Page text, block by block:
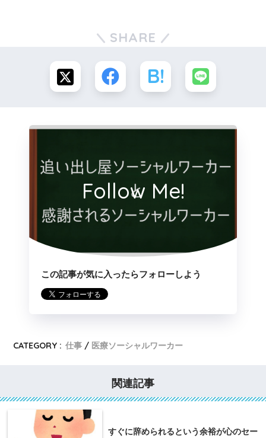
SHARE
Follow Me!
この記事が気に入ったらフォローしよう
CATEGORY : 仕事 医療ソーシャルワーカー
関連記事
すぐに辞められるという余裕が心のセー